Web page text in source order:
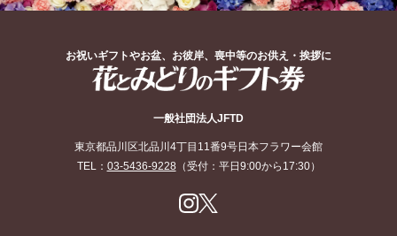
お祝いギフトやお盆、お彼岸、喪中等のお供え・挨拶に
一般社団法人JFTD
東京都品川区北品川4丁目11番9号日本フラワー会館
TEL： 03-5436-9228 （受付：平日9:00から17:30）